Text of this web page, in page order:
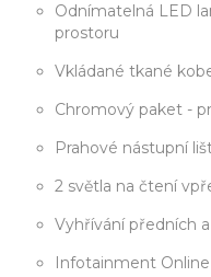
Odnímatelná LED
prostoru
Vkládané tkané
Chromový paket -
Prahové nástupní
2 světla na čtení
Vyhřívání předních
Infotainment Online